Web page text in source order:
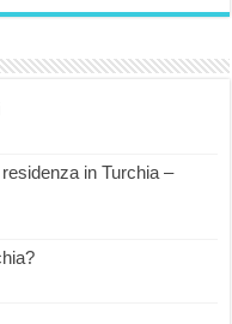
in Turchia –